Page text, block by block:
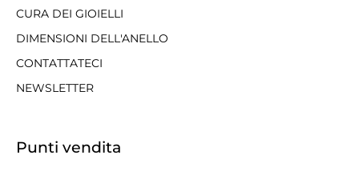
CURA DEI GIOIELLI
DIMENSIONI DELL'ANELLO
CONTATTATECI
NEWSLETTER
Punti vendita